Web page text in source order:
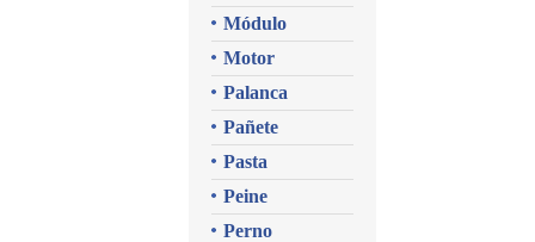
Módulo
Motor
Palanca
Pañete
Pasta
Peine
Perno